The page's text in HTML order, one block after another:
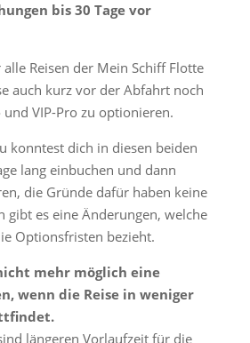
bis 30 Tage vor
Reisen der Mein Schiff Flotte
auch kurz vor der Abfahrt noch
VIP-Pro zu optionieren.
konntest dich in diesen beiden
lang einbuchen und dann
die Gründe dafür haben keine
gibt es eine Änderungen, welche
Optionsfristen bezieht.
mehr möglich eine
wenn die Reise in weniger
längeren Vorlaufzeit für die